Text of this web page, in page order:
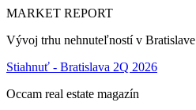
MARKET REPORT
Vývoj trhu nehnuteľností v Bratislave
Stiahnuť - Bratislava 2Q 2026
Occam real estate magazín